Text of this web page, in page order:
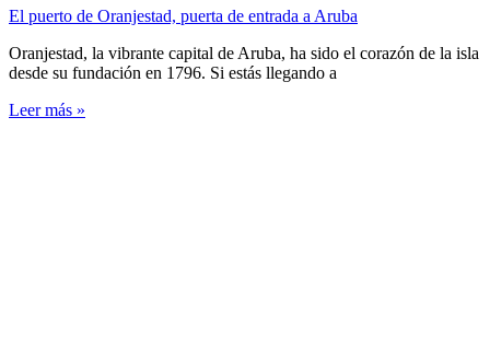
El puerto de Oranjestad, puerta de entrada a Aruba
Oranjestad, la vibrante capital de Aruba, ha sido el corazón de la isla
desde su fundación en 1796. Si estás llegando a
Leer más »